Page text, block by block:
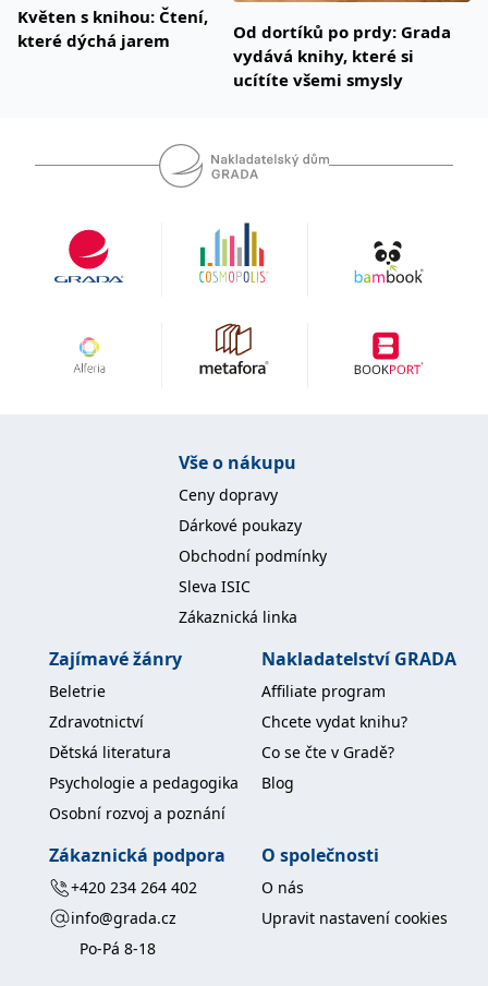
Květen s knihou: Čtení,
které dýchá jarem
Od dortíků po prdy: Grada
vydává knihy, které si
ucítíte všemi smysly
Vše o nákupu
Ceny dopravy
Dárkové poukazy
Obchodní podmínky
Sleva ISIC
Zákaznická linka
Zajímavé žánry
Beletrie
Zdravotnictví
Dětská literatura
Psychologie a pedagogika
Osobní rozvoj a poznání
Nakladatelství GRADA
Affiliate program
Chcete vydat knihu?
Co se čte v Gradě?
Blog
Zákaznická podpora
+420 234 264 402
info@grada.cz
Po-Pá 8-18
O společnosti
O nás
Upravit nastavení cookies